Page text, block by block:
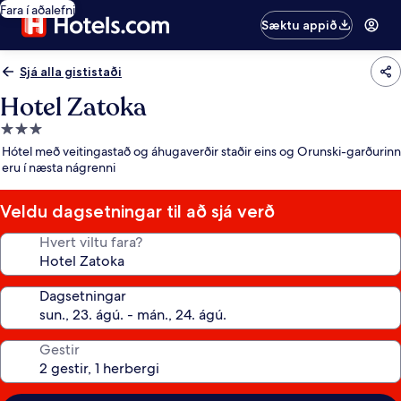
Fara í aðalefni
Sæktu appið
Sjá alla gististaði
Hotel Zatoka
3.0
stjörnu
gististaður
Hótel með veitingastað og áhugaverðir staðir eins og Orunski-garðurinn
eru í næsta nágrenni
Veldu dagsetningar til að sjá verð
Hvert viltu fara?
Dagsetningar
Gestir